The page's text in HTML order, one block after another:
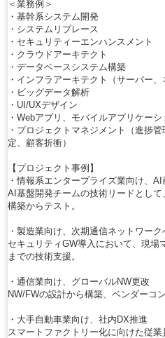
＜業務例＞
・基幹系システム開発
・システムリプレース
・セキュリティーエンハンスメント
・クラウドアーキテクト
・データベースシステム構築
・インフラアーキテクト（サーバー、
・ビッグデータ解析
・UI/UXデザイン
・Webアプリ、モバイルアプリケーシ
・プロジェクトマネジメント（進捗
定、顧客折衝）
【プロジェクト事例】
・情報系エンタープライズ業向け、
AI基盤開発チームの技術リードとし
構築からテスト。
・製造業向け、次期通信ネットワー
セキュリティGW導入において、現場
までの技術支援。
・通信業向け、グローバルNW更改
NW/FWの設計から構築、ベンダーコ
・大手自動車業向け、社内DX推進
スマートファクトリー化に向けた従